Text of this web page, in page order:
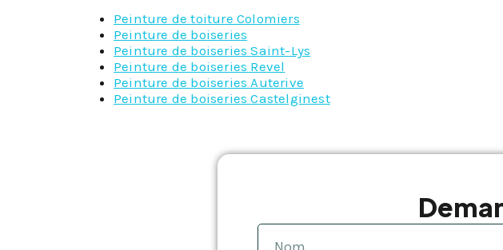
Peinture de toiture Colomiers
Peinture de boiseries
Peinture de boiseries Saint-Lys
Peinture de boiseries Revel
Peinture de boiseries Auterive
Peinture de boiseries Castelginest